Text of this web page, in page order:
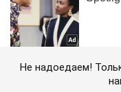
Не надоедаем!